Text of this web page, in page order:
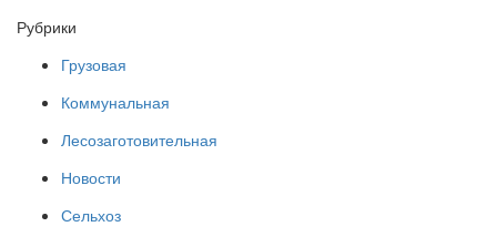
Рубрики
Грузовая
Коммунальная
Лесозаготовительная
Новости
Сельхоз